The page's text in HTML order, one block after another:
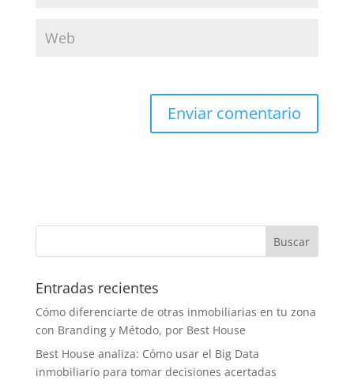
Entradas recientes
Cómo diferenciarte de otras inmobiliarias en tu zona
con Branding y Método, por Best House
Best House analiza: Cómo usar el Big Data
inmobiliario para tomar decisiones acertadas